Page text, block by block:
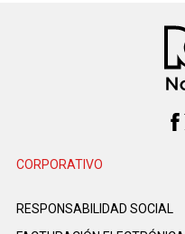
CORPORATIVO
RESPONSABILIDAD SOCIAL